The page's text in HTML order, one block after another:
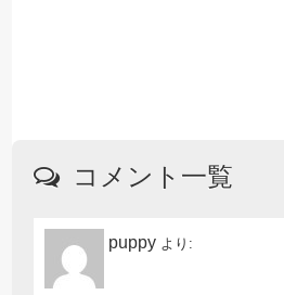
コメント一覧
puppy より: